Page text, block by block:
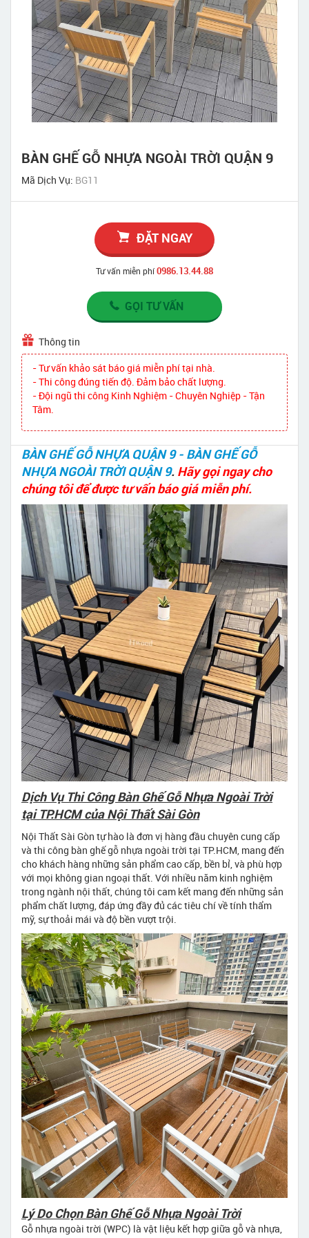
BÀN GHẾ GỖ NHỰA NGOÀI TRỜI QUẬN 9
Mã Dịch Vụ: BG11
ĐẶT NGAY
Tư vấn miễn phí0986.13.44.88
GỌI TƯ VẤN
Thông tin
- Tư vấn khảo sát báo giá miễn phí tại nhà.
- Thi công đúng tiến độ. Đảm bảo chất lượng.
- Đội ngũ thi công Kinh Nghiệm - Chuyên Nghiệp - Tận
Tâm.
BÀN GHẾ GỖ NHỰA QUẬN 9 - BÀN GHẾ GỖ
NHỰA NGOÀI TRỜI QUẬN 9. Hãy gọi ngay cho
chúng tôi để được tư vấn báo giá miễn phí.
Dịch Vụ Thi Công Bàn Ghế Gỗ Nhựa Ngoài Trời
tại TP.HCM của Nội Thất Sài Gòn
Nội Thất Sài Gòn tự hào là đơn vị hàng đầu chuyên cung cấp
và thi công bàn ghế gỗ nhựa ngoài trời tại TP.HCM, mang đến
cho khách hàng những sản phẩm cao cấp, bền bỉ, và phù hợp
với mọi không gian ngoại thất. Với nhiều năm kinh nghiệm
trong ngành nội thất, chúng tôi cam kết mang đến những sản
phẩm chất lượng, đáp ứng đầy đủ các tiêu chí về tính thẩm
mỹ, sự thoải mái và độ bền vượt trội.
Lý Do Chọn Bàn Ghế Gỗ Nhựa Ngoài Trời
Gỗ nhựa ngoài trời (WPC) là vật liệu kết hợp giữa gỗ và nhựa,